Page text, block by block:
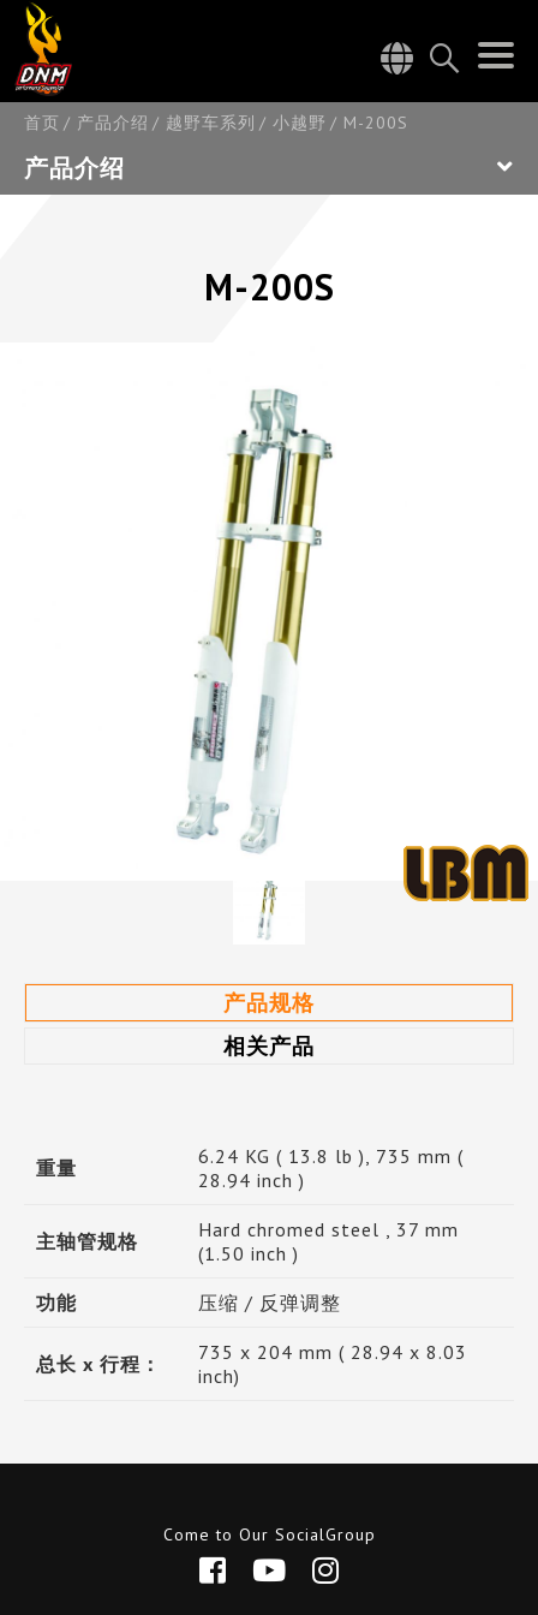
首页 产品介绍 越野车系列 小越野 M-200S
产品介绍
M-200S
产品规格
相关产品
重量
6.24 KG ( 13.8 lb ), 735 mm (
28.94 inch )
主轴管规格
Hard chromed steel , 37 mm
(1.50 inch )
功能 压缩 / 反弹调整
总长 x 行程：
735 x 204 mm ( 28.94 x 8.03
inch)
Come to Our SocialGroup